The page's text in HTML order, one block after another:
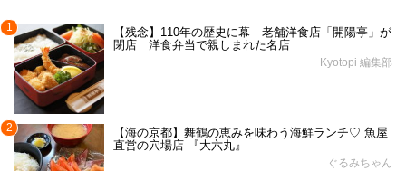
1
【残念】110年の歴史に幕 老舗洋食店「開陽亭」が
閉店 洋食弁当で親しまれた名店
Kyotopi 編集部
2
【海の京都】舞鶴の恵みを味わう海鮮ランチ♡ 魚屋
直営の穴場店 『大六丸』
ぐるみちゃん